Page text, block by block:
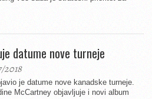
datume nove turneje
je datume nove kanadske turneje.
McCartney objavljuje i novi album